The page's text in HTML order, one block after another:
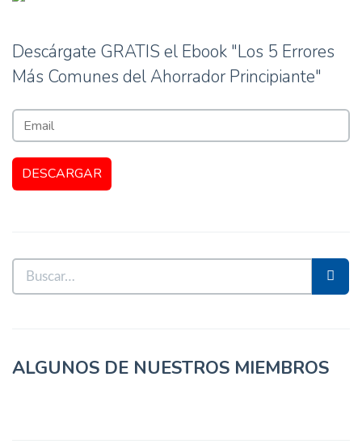
Descárgate GRATIS el Ebook "Los 5 Errores
Más Comunes del Ahorrador Principiante"
ALGUNOS DE NUESTROS MIEMBROS